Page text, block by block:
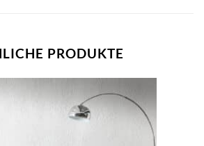
PRODUKTE